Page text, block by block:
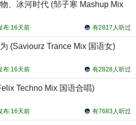
、冰河时代 (邹子寒 Mashup Mix
有2817人听过
布:16天前
(Saviourz Trance Mix 国语女)
有2828人听过
布:16天前
Techno Mix 国语合唱)
有7683人听过
布:16天前